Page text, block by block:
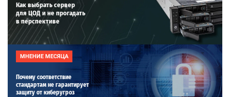
Как выбрать сервер
для ЦОД и не прогадать
в перспективе
МНЕНИЕ МЕСЯЦА
Почему соответствие
стандартам не гарантирует
защиту от киберугроз